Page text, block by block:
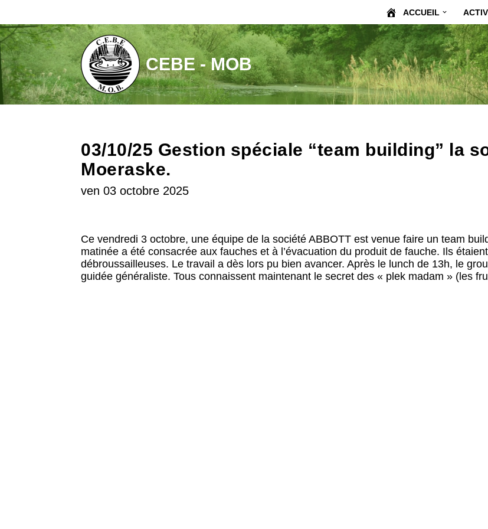
Aller
au
contenu
ACCUEIL
CEBE - MOB
03/10/25 Gestion spéciale “team building” la
Moeraske.
ven 03 octobre 2025
Ce vendredi 3 octobre, une équipe de la société ABBOTT est venue faire un team
matinée a été consacrée aux fauches et à l’évacuation du produit de fauche. Ils
débroussailleuses. Le travail a dès lors pu bien avancer. Après le lunch de 13h, le
guidée généraliste. Tous connaissent maintenant le secret des « plek madam » (les